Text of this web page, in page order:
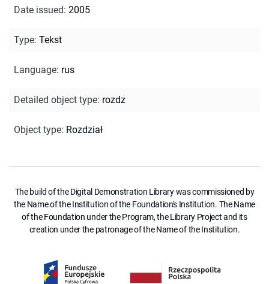
Date issued: 2005
Type: Tekst
Language: rus
Detailed object type: rozdz
Object type: Rozdział
The build of the Digital Demonstration Library was commissioned by
the Name of the Institution of the Foundation's Institution. The Name
of the Foundation under the Program, the Library Project and its
creation under the patronage of the Name of the Institution.